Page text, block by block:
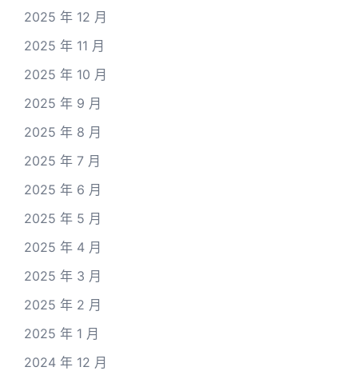
2025 年 12 月
2025 年 11 月
2025 年 10 月
2025 年 9 月
2025 年 8 月
2025 年 7 月
2025 年 6 月
2025 年 5 月
2025 年 4 月
2025 年 3 月
2025 年 2 月
2025 年 1 月
2024 年 12 月